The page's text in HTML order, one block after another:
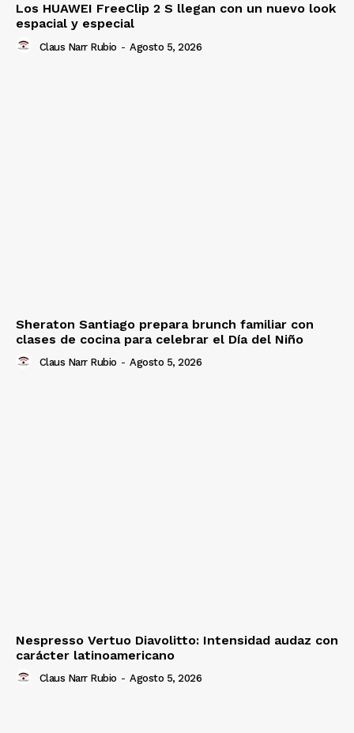
Los HUAWEI FreeClip 2 S llegan con un nuevo look
espacial y especial
Claus Narr Rubio - Agosto 5, 2026
Sheraton Santiago prepara brunch familiar con
clases de cocina para celebrar el Día del Niño
Claus Narr Rubio - Agosto 5, 2026
Nespresso Vertuo Diavolitto: Intensidad audaz con
carácter latinoamericano
Claus Narr Rubio - Agosto 5, 2026